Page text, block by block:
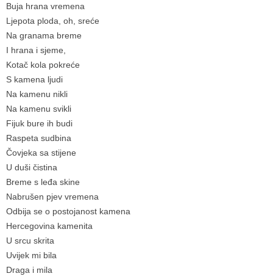
Buja hrana vremena
Ljepota ploda, oh, sreće
Na granama breme
I hrana i sjeme,
Kotač kola pokreće
S kamena ljudi
Na kamenu nikli
Na kamenu svikli
Fijuk bure ih budi
Raspeta sudbina
Čovjeka sa stijene
U duši čistina
Breme s leđa skine
Nabrušen pjev vremena
Odbija se o postojanost kamena
Hercegovina kamenita
U srcu skrita
Uvijek mi bila
Draga i mila